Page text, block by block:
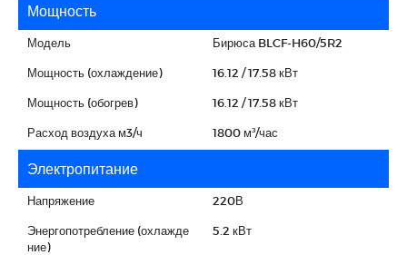
Мощность
Модель Бирюса BLCF-H60/5R2
Мощность (охлаждение) 16.12 / 17.58 кВт
Мощность (обогрев) 16.12 / 17.58 кВт
Расход воздуха м3/ч 1800 м³/час
Электропитание
Напряжение 220В
Энергопотребление (охлажде
ние)
5.2 кВт